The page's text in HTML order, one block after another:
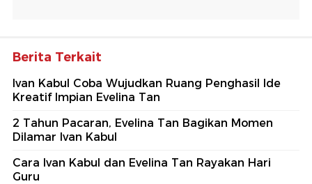
Berita Terkait
Ivan Kabul Coba Wujudkan Ruang Penghasil Ide
Kreatif Impian Evelina Tan
2 Tahun Pacaran, Evelina Tan Bagikan Momen
Dilamar Ivan Kabul
Cara Ivan Kabul dan Evelina Tan Rayakan Hari
Guru